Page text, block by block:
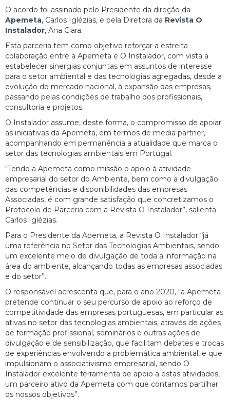
O acordo foi assinado pelo Presidente da direção da
Apemeta, Carlos Iglézias, e pela Diretora da Revista O
Instalador, Ana Clara.
Esta parceria tem como objetivo reforçar a estreita
colaboração entre a Apemeta e O Instalador, com vista a
estabelecer sinergias conjuntas em assuntos de interesse
para o setor ambiental e das tecnologias agregadas, desde a
evolução do mercado nacional, à expansão das empresas,
passando pelas condições de trabalho dos profissionais,
consultoria e projetos.
O Instalador assume, deste forma, o compromisso de apoiar
as iniciativas da Apemeta, em termos de media partner,
acompanhando em permanência a atualidade que marca o
setor das tecnologias ambientais em Portugal.
“Tendo a Apemeta como missão o apoio à atividade
empresarial do setor do Ambiente, bem como a divulgação
das competências e disponibilidades das empresas
Associadas, é com grande satisfação que concretizamos o
Protocolo de Parceria com a Revista O Instalador”, salienta
Carlos Iglézias.
Para o Presidente da Apemeta, a Revista O Instalador “já
uma referência no Setor das Tecnologias Ambientais, sendo
um excelente meio de divulgação de toda a informação na
área do ambiente, alcançando todas as empresas associadas
e do setor”.
O responsável acrescenta que, para o ano 2020, “a Apemeta
pretende continuar o seu percurso de apoio ao reforço de
competitividade das empresas portuguesas, em particular as
ativas no setor das tecnologias ambientais, através de ações
de formação profissional, seminários e outras ações de
divulgação e de sensibilização, que facilitam debates e trocas
de experiências envolvendo a problemática ambiental, e que
impulsionam o associativismo empresarial, sendo O
Instalador excelente ferramenta de apoio a estas atividades,
um parceiro ativo da Apemeta com que contamos partilhar
os nossos objetivos”.